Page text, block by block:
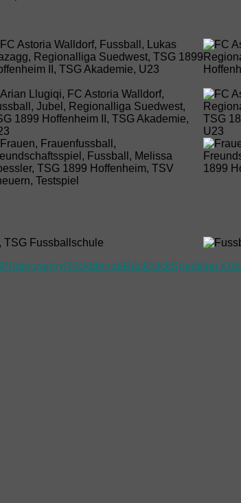
PhotographyRückblende RückblickSpedition